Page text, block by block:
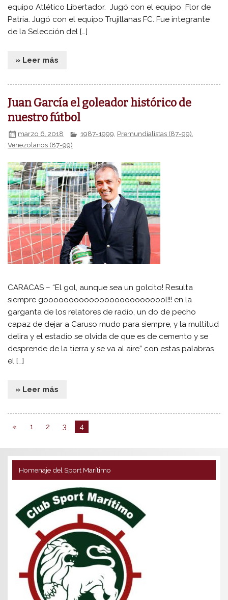
equipo Atlético Libertador. Jugó con el equipo Flor de
Patria. Jugó con el equipo Trujillanas FC. Fue integrante
de la Selección del […]
» Leer más
Juan García el goleador histórico de
nuestro fútbol
marzo 6, 2018 1987-1999, Premundialistas (87-99),
Venezolanos (87-99)
CARACAS – “El gol, aunque sea un golcito! Resulta
siempre gooooooooooooooooooooooool!!! en la
garganta de los relatores de radio, un do de pecho
capaz de dejar a Caruso mudo para siempre, y la multitud
delira y el estadio se olvida de que es de cemento y se
desprende de la tierra y se va al aire” con estas palabras
el […]
» Leer más
« 1 2 3 4
Homenaje del Sport Marítimo